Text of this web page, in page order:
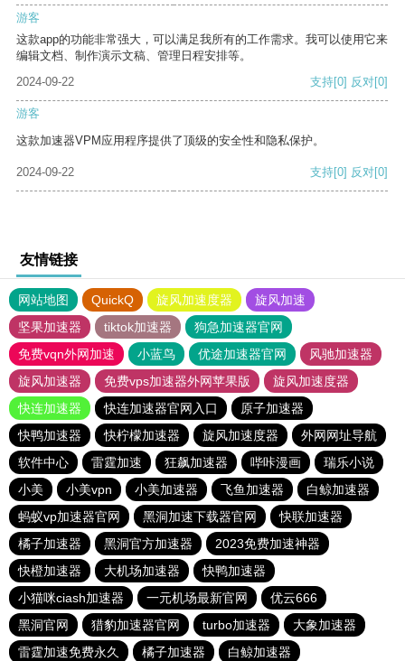
游客
这款app的功能非常强大，可以满足我所有的工作需求。我可以使用它来
编辑文档、制作演示文稿、管理日程安排等。
2024-09-22
支持[0] 反对[0]
游客
这款加速器VPM应用程序提供了顶级的安全性和隐私保护。
2024-09-22 支持[0] 反对[0]
友情链接
网站地图 QuickQ 旋风加速度器
旋风加速
坚果加速器
tiktok加速器
狗急加速器官网
免费vqn外网加速
小蓝鸟 优途加速器官网
风驰加速器
旋风加速器
免费vps加速器外网苹果版
旋风加速度器
快连加速器
快连加速器官网入口
原子加速器
快鸭加速器
快柠檬加速器 旋风加速度器
外网网址导航
软件中心
雷霆加速 狂飙加速器 哔咔漫画
瑞乐小说
小美
小美vpn 小美加速器 飞鱼加速器
白鲸加速器
蚂蚁vp加速器官网
黑洞加速下载器官网
快联加速器
橘子加速器
黑洞官方加速器
2023免费加速神器
快橙加速器
大机场加速器
快鸭加速器
小猫咪ciash加速器
一元机场最新官网
优云666
黑洞官网
猎豹加速器官网 turbo加速器
大象加速器
雷霆加速免费永久
橘子加速器 白鲸加速器